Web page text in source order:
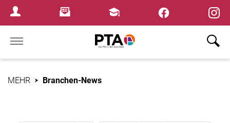
Login MenuNewsletterFortbildungen
Home
MEHR Branchen-News
×